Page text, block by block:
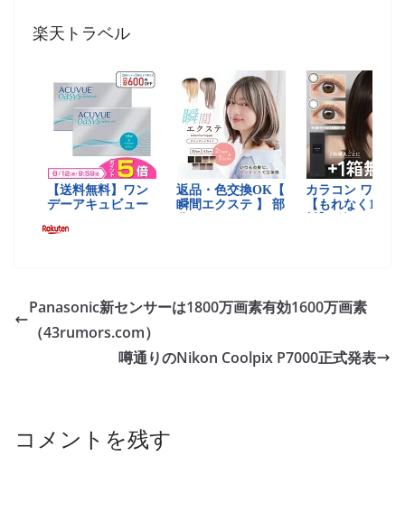
楽天トラベル
Panasonic新センサーは1800万画素有効1600万画素
（43rumors.com）
噂通りのNikon Coolpix P7000正式発表
コメントを残す